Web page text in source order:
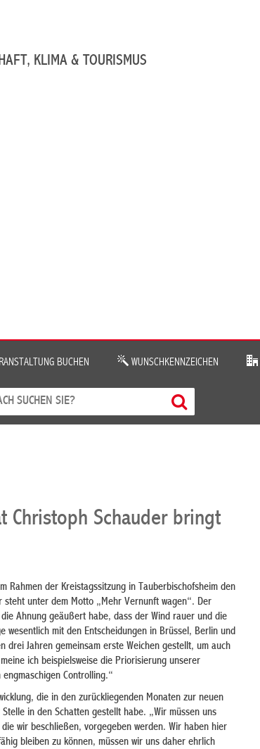
KLIMA & TOURISMUS
BUCHEN WUNSCHKENNZEICHEN
Christoph Schauder bringt
Rahmen der Kreistagssitzung in Tauberbischofsheim den
unter dem Motto „Mehr Vernunft wagen“. Der
Ahnung geäußert habe, dass der Wind rauer und die
wesentlich mit den Entscheidungen in Brüssel, Berlin und
drei Jahren gemeinsam erste Weichen gestellt, um auch
ich beispielsweise die Priorisierung unserer
Controlling.“
die in den zurückliegenden Monaten zur neuen
in den Schatten gestellt habe. „Wir müssen uns
wir beschließen, vorgegeben werden. Wir haben hier
bleiben zu können, müssen wir uns daher ehrlich